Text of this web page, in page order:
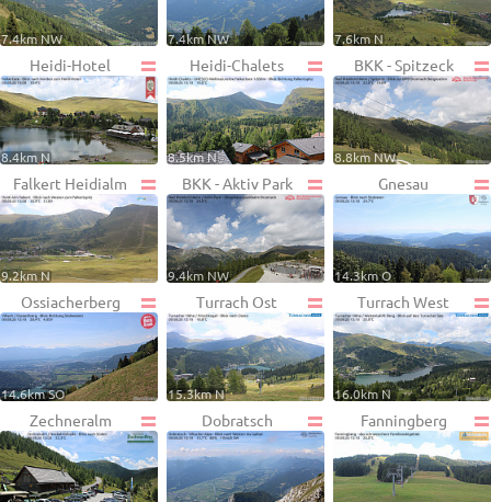
7.4km NW 7.4km NW 7.6km N
Heidi-Hotel
8.4km N
Heidi-Chalets
8.5km N
BKK - Spitzeck
8.8km NW
Falkert Heidialm
9.2km N
BKK - Aktiv Park
9.4km NW
Gnesau
14.3km O
Ossiacherberg
14.6km SO
Turrach Ost
15.3km N
Turrach West
16.0km N
Zechneralm Dobratsch Fanningberg